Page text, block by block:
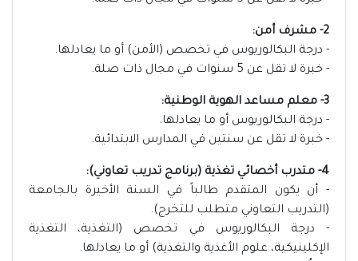
2- مشرف أمن:
- درجة البكالوريوس في تخصص (الأمن) أو ما يعادلها.
- خبرة لا تقل عن 5 سنوات في مجال ذات صلة.
3- معلم مساعد الهوية الوطنية:
- درجة البكالوريوس أو ما يعادلها.
- خبرة لا تقل عن سنتين في المدارس الابتدائية.
4- متدرب أخصائي تغذية (برنامج تدريب تعاوني):
- أن يكون المتقدم طالباً في السنة الأخيرة بالجامعة
(التدريب التعاوني متطلب للتخرج).
- درجة البكالوريوس في تخصص (التغذية، التغذية
الإكلينيكية، علوم الأغذية والتغذية) أو ما يعادلها.